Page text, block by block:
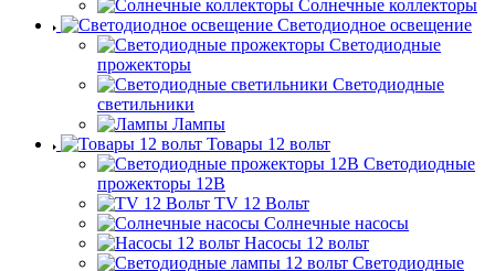
Солнечные коллекторы
Светодиодное освещение
Светодиодные
прожекторы
Светодиодные
светильники
Лампы
Товары 12 вольт
Светодиодные
прожекторы 12В
TV 12 Вольт
Солнечные насосы
Насосы 12 вольт
Светодиодные